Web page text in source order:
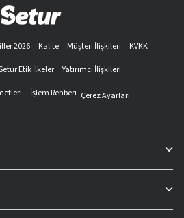
2026 Kalite Müşteri İlişkileri
KVKK
Etik İlkeler
Yatırımcı İlişkileri
İşlem Rehberi Çerez Ayarları